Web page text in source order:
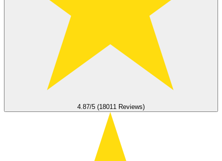
4.87/5 (18011 Reviews)